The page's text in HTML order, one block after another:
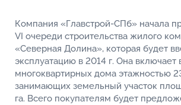
Компания «Главстрой-СПб» начала
VI очереди строительства жилого
«Северная Долина», которая будет
эксплуатацию в 2014 г. Она включает
многоквартирных дома этажностью
занимающих земельный участок
га. Всего покупателям будет